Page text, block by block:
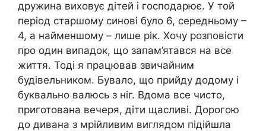
дружина виховує дітей і господарює. У той
період старшому синові було 6, середньому –
4, а найменшому – лише рік. Хочу розповісти
про один випадок, що запам’ятався на все
життя. Тоді я працював звичайним
будівельником. Бувало, що прийду додому і
буквально валюсь з ніг. Вдома все чисто,
приготована вечеря, діти щасливі. Дорогою
до дивана з мрійливим виглядом підійшла